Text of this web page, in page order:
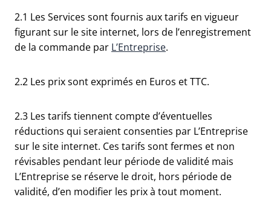
2.1 Les Services sont fournis aux tarifs en vigueur
figurant sur le site internet, lors de l’enregistrement
de la commande par L’Entreprise.
2.2 Les prix sont exprimés en Euros et TTC.
2.3 Les tarifs tiennent compte d’éventuelles
réductions qui seraient consenties par L’Entreprise
sur le site internet. Ces tarifs sont fermes et non
révisables pendant leur période de validité mais
L’Entreprise se réserve le droit, hors période de
validité, d’en modifier les prix à tout moment.